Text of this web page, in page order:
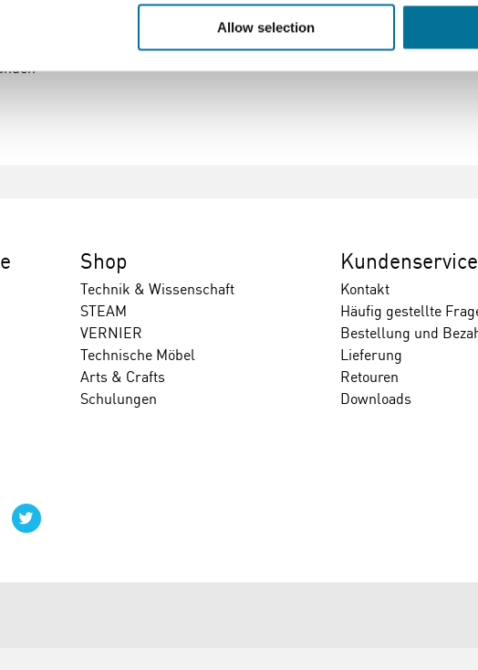
Allow selection
Shop
Technik & Wissenschaft
STEAM
VERNIER
Technische Möbel
Arts & Crafts
Schulungen
Kundenservice
Kontakt
Häufig gestellte
Bestellung und
Lieferung
Retouren
Downloads